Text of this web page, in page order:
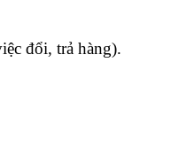
đổi, trả hàng).